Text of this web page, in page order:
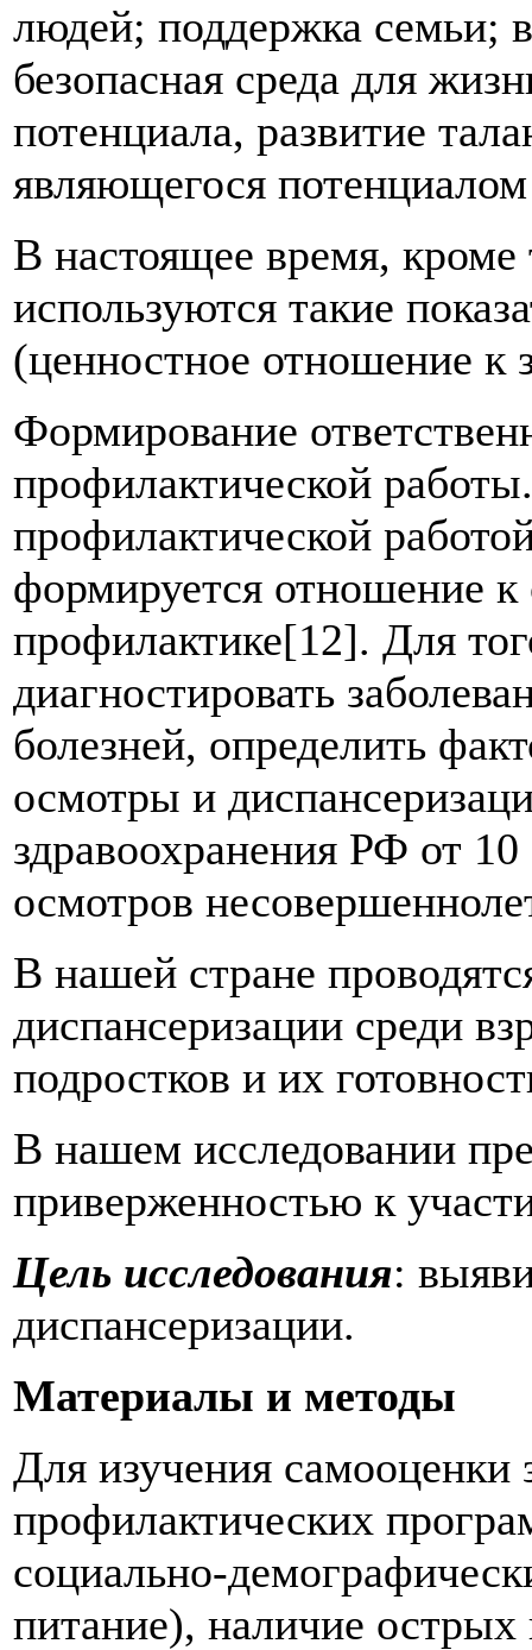
людей; поддержка семьи;
безопасная среда для
потенциала, развитие
являющегося
В настоящее время,
используются такие
(ценностное отношение к
Формирование
профилактической
профилактической
формируется отношение
профилактике[12]. Для
диагностировать
болезней, определить
осмотры и
здравоохранения РФ от
осмотров
В нашей стране
диспансеризации среди
подростков и их
В нашем исследовании
приверженностью к
Цель исследования:
диспансеризации.
Материалы и методы
Для изучения
профилактических
социально-
питание), наличие